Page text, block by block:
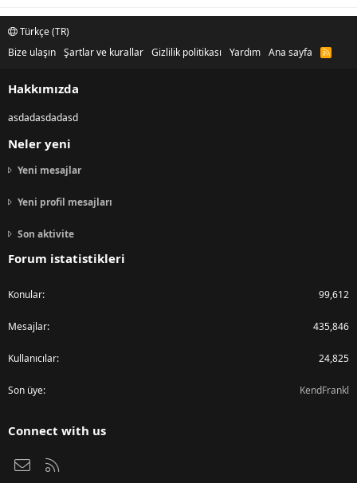
Türkçe (TR)
Bize ulaşın Şartlar ve kurallar Gizlilik politikası Yardım Ana sayfa
R
Hakkımızda
asdadasdadasd
Neler yeni
Yeni mesajlar
Yeni profil mesajları
Son aktivite
Forum istatistikleri
Konular 99,612
Mesajlar 435,846
Kullanıcılar 24,825
Son üye KendFrankl
Connect with us
Bize ulaşın